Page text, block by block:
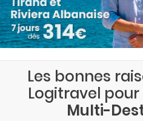
Les bonnes
Logitravel
Multi-